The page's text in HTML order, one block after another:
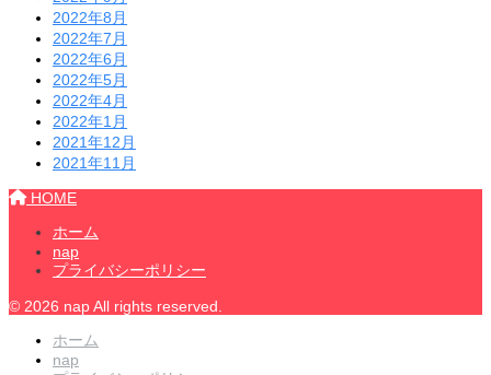
2022年8月
2022年7月
2022年6月
2022年5月
2022年4月
2022年1月
2021年12月
2021年11月
HOME
ホーム
nap
プライバシーポリシー
© 2026 nap All rights reserved.
ホーム
nap